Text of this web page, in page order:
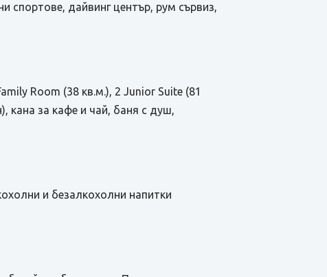
спортове, дайвинг център, рум сървиз,
Room (38 кв.м.), 2 Junior Suite (81
кана за кафе и чай, баня с душ,
и безалкохолни напитки